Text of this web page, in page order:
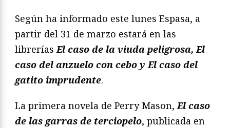
Según ha informado este lunes Espasa, a
partir del 31 de marzo estará en las
libreríasEl caso de la viuda peligrosa, El
caso del anzuelo con cebo y El caso del
gatito imprudente.
La primera novela de Perry Mason,El caso
de las garras de terciopelo, publicada en